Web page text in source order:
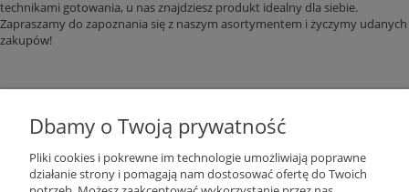
technikami gotowania, u nas znajdziesz produkt idealny dla siebie.
Zapraszamy do zapoznania się z naszym asortymentem i życzymy udanych
zakupów!
Dbamy o Twoją prywatność
Pliki cookies i pokrewne im technologie umożliwiają poprawne
działanie strony i pomagają nam dostosować ofertę do Twoich